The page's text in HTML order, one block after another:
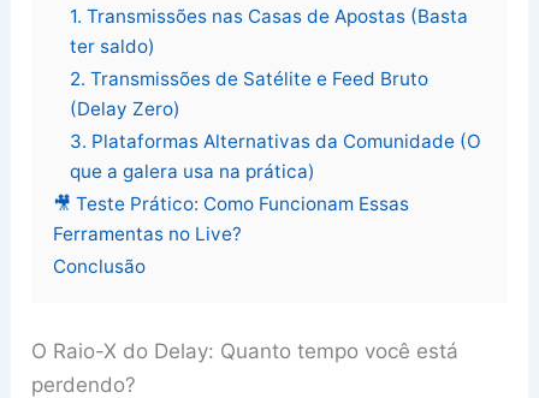
1. Transmissões nas Casas de Apostas (Basta
ter saldo)
2. Transmissões de Satélite e Feed Bruto
(Delay Zero)
3. Plataformas Alternativas da Comunidade (O
que a galera usa na prática)
🎥 Teste Prático: Como Funcionam Essas
Ferramentas no Live?
Conclusão
O Raio-X do Delay: Quanto tempo você está
perdendo?